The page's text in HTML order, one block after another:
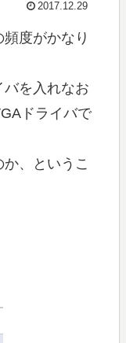
2017.12.29
度がかなり
バを入れなお
ドライバで
、というこ